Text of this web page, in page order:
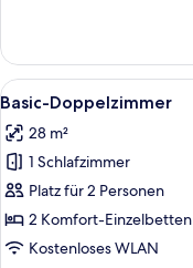
Studiosuite
Alle
Fotos
für
Basic-
Doppelzimmer
anzeigen
15
Basic-Doppelzimmer
28 m²
1 Schlafzimmer
Platz für 2 Personen
2 Komfort-Einzelbetten
Kostenloses WLAN